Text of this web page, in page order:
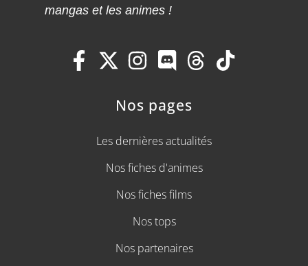
mangas et les animes !
Nos pages
Les dernières actualités
Nos fiches d'animes
Nos fiches films
Nos tops
Nos partenaires